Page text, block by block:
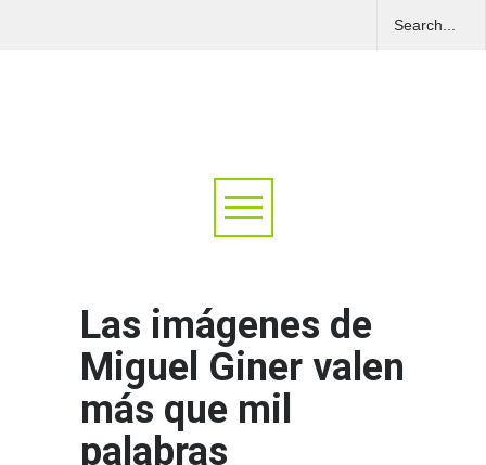
Las imágenes de
Miguel Giner valen
más que mil
palabras